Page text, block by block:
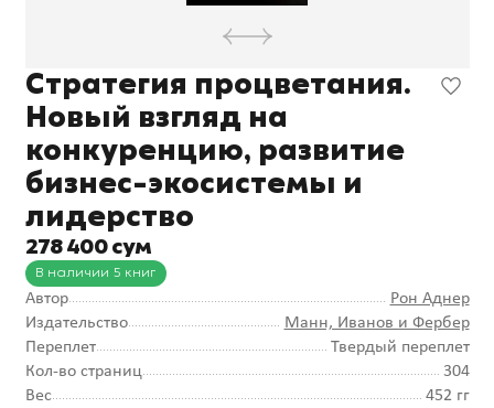
Стратегия процветания.
Новый взгляд на
конкуренцию, развитие
бизнес-экосистемы и
лидерство
278 400 сум
В наличии 5 книг
Автор
Рон Аднер
Издательство
Манн, Иванов и Фербер
Переплет
Твердый переплет
Кол-во страниц
304
Вес
452 гг